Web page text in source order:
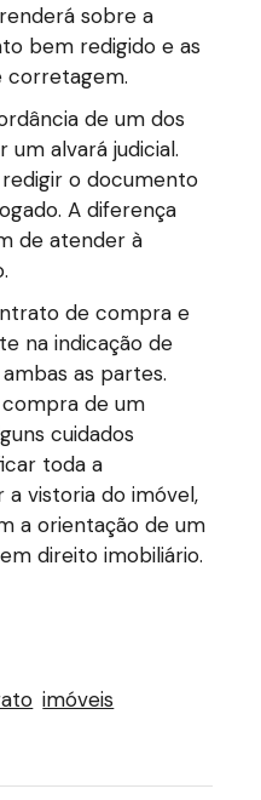
sobre a
bem redigido e as
corretagem.
de um dos
um alvará judicial.
o documento
A diferença
de atender à
de compra e
na indicação de
as partes.
de um
cuidados
toda a
a vistoria do imóvel,
a orientação de um
direito imobiliário.
imóveis